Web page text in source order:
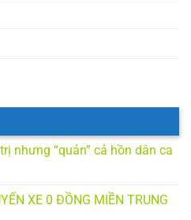
nhưng “quản” cả hồn dân ca
XE 0 ĐỒNG MIỀN TRUNG